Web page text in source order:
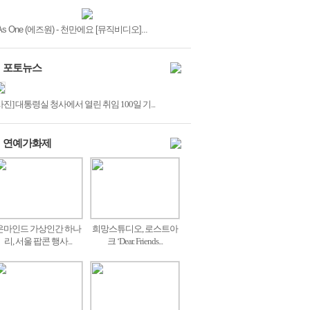
One (에즈원) - 천만에요 [뮤직비디오]...
포토뉴스
진] 대통령실 청사에서 열린 취임 100일 기...
연예가화제
마인드 가상인간 하나
리, 서울 팝콘 행사...
희망스튜디오, 로스트아
크 ‘Dear. Friends...